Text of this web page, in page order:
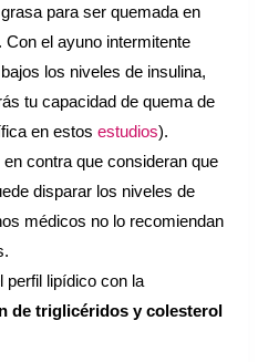
para ser quemada en
el ayuno intermitente
los niveles de insulina,
tu capacidad de quema de
en estosestudios).
contra que consideran que
disparar los niveles de
médicos no lo recomiendan
perfil lipídico con la
de triglicéridos y colesterol